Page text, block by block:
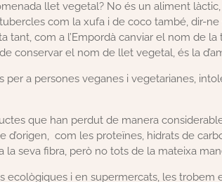
llet vegetal? No és un aliment
com la xufa i de coco també, dir-
tant, com a l’Empordà canviar el nom de la
conservar el nom de llet vegetal, és la
per a persones veganes i vegetarianes,
que han perdut de manera
d’origen, com les proteïnes, hidrats de
la seva fibra, però no tots de la mateixa
ecològiques i en supermercats, les trobem